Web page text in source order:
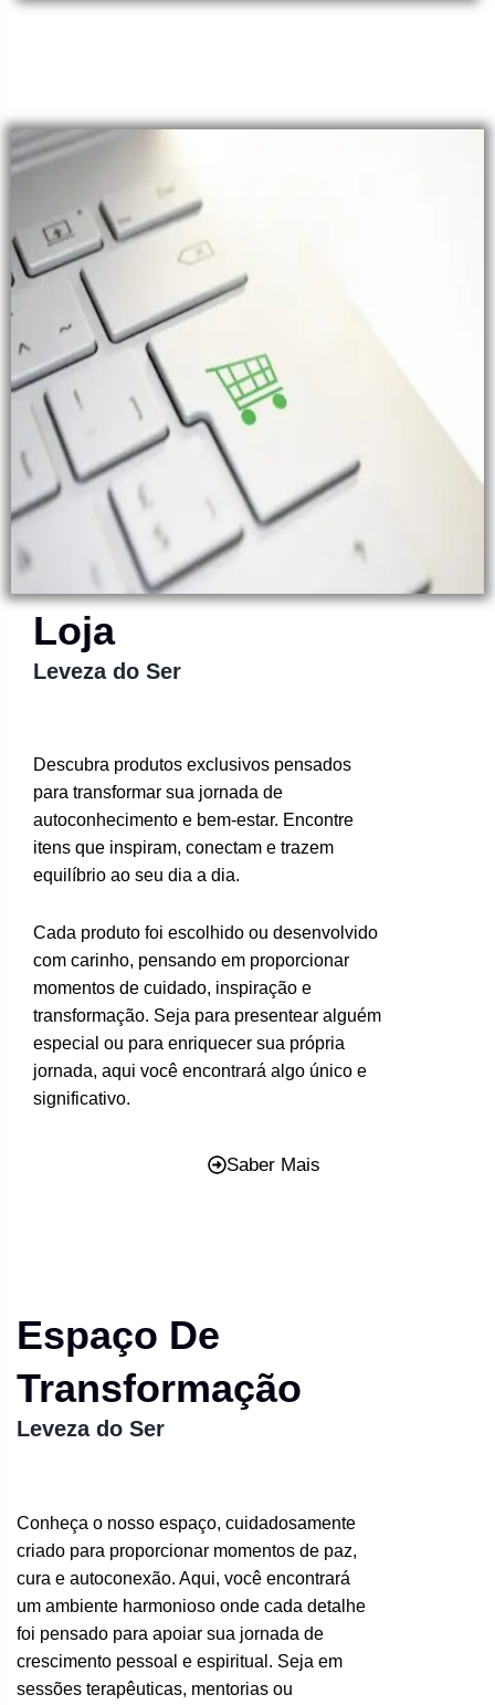
Loja
Leveza do Ser
Descubra produtos exclusivos pensados
para transformar sua jornada de
autoconhecimento e bem-estar. Encontre
itens que inspiram, conectam e trazem
equilíbrio ao seu dia a dia.
Cada produto foi escolhido ou desenvolvido
com carinho, pensando em proporcionar
momentos de cuidado, inspiração e
transformação. Seja para presentear alguém
especial ou para enriquecer sua própria
jornada, aqui você encontrará algo único e
significativo.
Saber Mais
Espaço De
Transformação
Leveza do Ser
Conheça o nosso espaço, cuidadosamente
criado para proporcionar momentos de paz,
cura e autoconexão. Aqui, você encontrará
um ambiente harmonioso onde cada detalhe
foi pensado para apoiar sua jornada de
crescimento pessoal e espiritual. Seja em
sessões terapêuticas, mentorias ou